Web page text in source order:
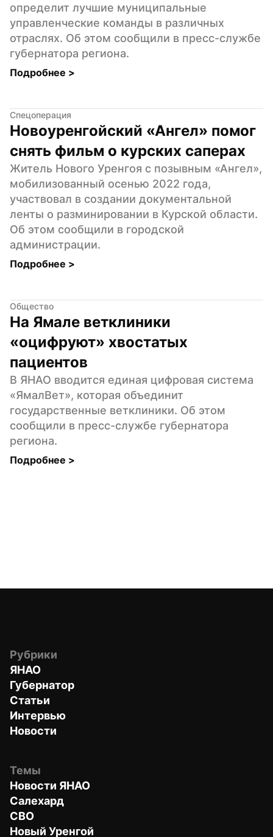
определит лучшие муниципальные
управленческие команды в различных
отраслях. Об этом сообщили в пресс-службе
губернатора региона.
Подробнее >
Спецоперация
Новоуренгойский «Ангел» помог
снять фильм о курских саперах
Житель Нового Уренгоя с позывным «Ангел»,
мобилизованный осенью 2022 года,
участвовал в создании документальной
ленты о разминировании в Курской области.
Об этом сообщили в городской
администрации.
Подробнее >
Общество
На Ямале ветклиники
«оцифруют» хвостатых
пациентов
В ЯНАО вводится единая цифровая система
«ЯмалВет», которая объединит
государственные ветклиники. Об этом
сообщили в пресс-службе губернатора
региона.
Подробнее >
Рубрики
ЯНАО
Губернатор
Статьи
Интервью
Новости
Темы
Новости ЯНАО
Салехард
СВО
Новый Уренгой